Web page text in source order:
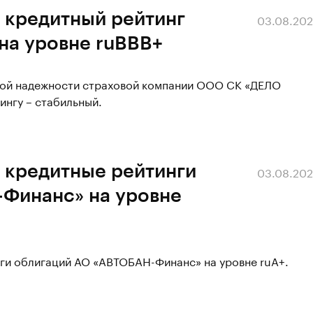
рейтинг
уровне ruBBB+
надежности страховой компании ООО СК «ДЕЛО
– стабильный.
рейтинги
на уровне
облигаций АО «АВТОБАН-Финанс» на уровне ruА+.